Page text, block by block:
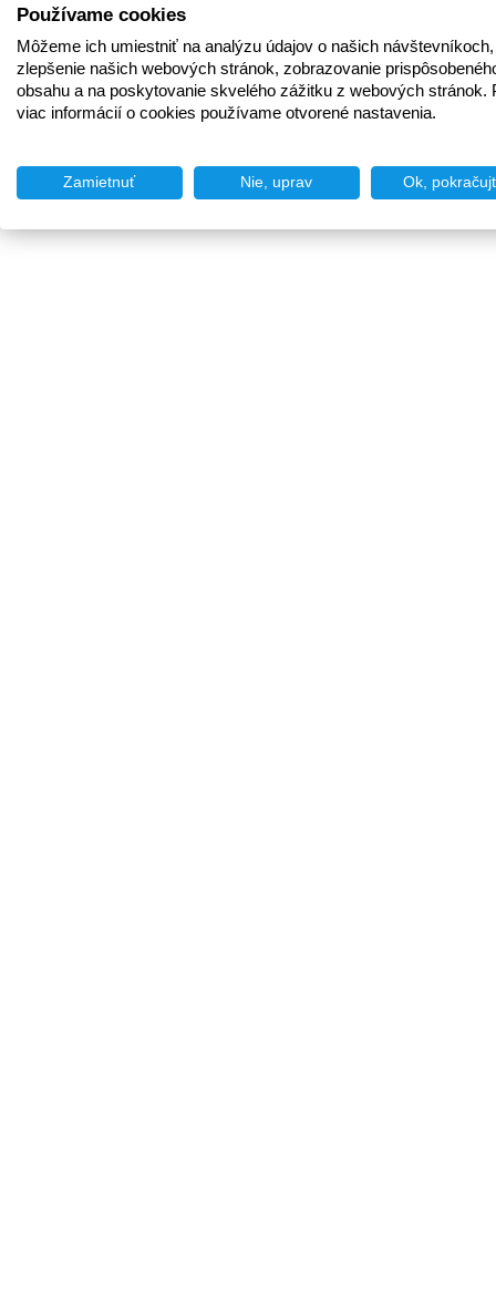
Používame cookies
Môžeme ich umiestniť na analýzu údajov o našich
zlepšenie našich webových stránok, zobrazovanie
obsahu a na poskytovanie skvelého zážitku z webových stránok.
viac informácií o cookies používame otvorené nastavenia.
Zamietnuť Nie, uprav Ok,